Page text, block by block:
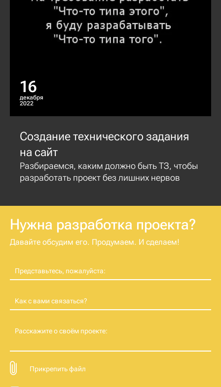
16
декабря
2022
Создание технического задания
на сайт
Разбираемся, каким должно быть ТЗ, чтобы
разработать проект без лишних нервов
Нужна разработка проекта?
Давайте обсудим его. Продумаем. И сделаем!
Представьтесь, пожалуйста:
Как с вами связаться?
Расскажите о своём проекте:
Прикрепить файл